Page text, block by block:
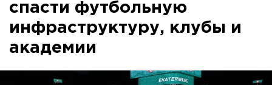
спасти футбольную
инфраструктуру, клубы и
академии